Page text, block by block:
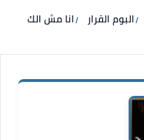
البوم القرار انا مش الك